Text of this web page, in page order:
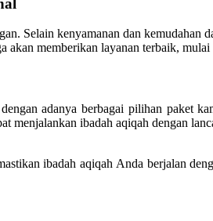
Selain kenyamanan dan kemudahan
akan memberikan layanan terbaik,
adanya berbagai pilihan paket
menjalankan ibadah aqiqah dengan
ibadah aqiqah Anda berjalan